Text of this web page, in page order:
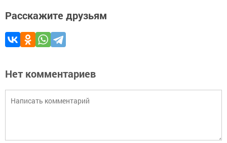
Расскажите друзьям
Нет комментариев